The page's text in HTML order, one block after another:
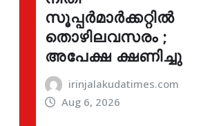
സൂപ്പർമാർക്കറ്റിൽ
തൊഴിലവസരം ;
അപേക്ഷ ക്ഷണിച്ചു
irinjalakudatimes.com
Aug 6, 2026